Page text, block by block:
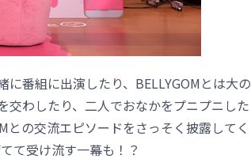
番組に出演したり、BELLYGOMとは大の
交わしたり、二人でおなかをプニプニした
との交流エピソードをさっそく披露してく
て受け流す一幕も！？